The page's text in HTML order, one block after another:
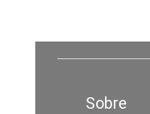
Sobre